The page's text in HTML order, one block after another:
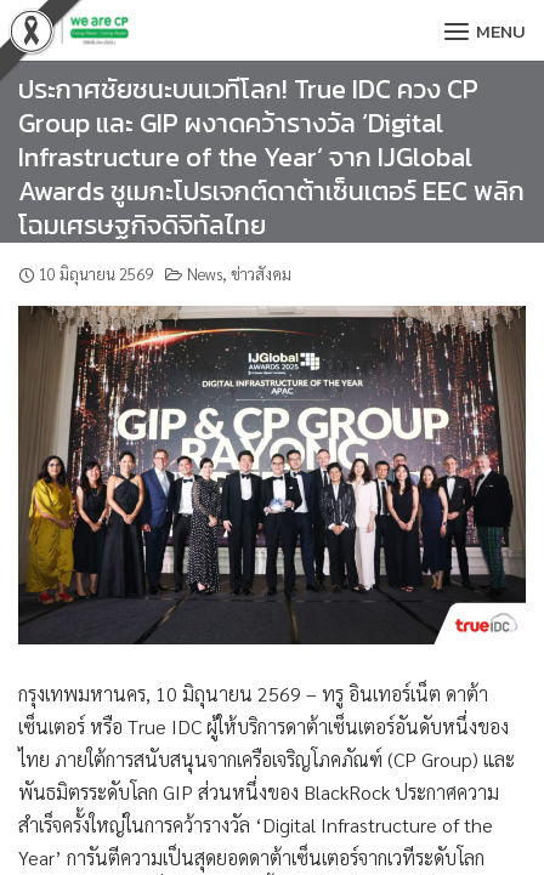
Skip
to
content
MENU
ประกาศชัยชนะบนเวทีโลก! True IDC ควง CP
Group และ GIP ผงาดคว้ารางวัล ‘Digital
Infrastructure of the Year’ จาก IJGlobal
Awards ชูเมกะโปรเจกต์ดาต้าเซ็นเตอร์ EEC พลิก
โฉมเศรษฐกิจดิจิทัลไทย
10 มิถุนายน 2569 News, ข่าวสังคม
กรุงเทพมหานคร, 10 มิถุนายน 2569 – ทรู อินเทอร์เน็ต ดาต้า
เซ็นเตอร์ หรือ True IDC ผู้ให้บริการดาต้าเซ็นเตอร์อันดับหนึ่งของ
ไทย ภายใต้การสนับสนุนจากเครือเจริญโภคภัณฑ์ (CP Group) และ
พันธมิตรระดับโลก GIP ส่วนหนึ่งของ BlackRock ประกาศความ
สำเร็จครั้งใหญ่ในการคว้ารางวัล ‘Digital Infrastructure of the
Year’ การันตีความเป็นสุดยอดดาต้าเซ็นเตอร์จากเวทีระดับโลก